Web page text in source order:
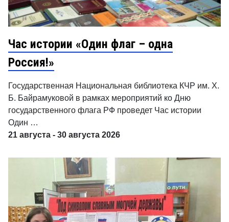
Час истории «Один флаг – одна
Россия!»
Государственная Национальная библиотека КЧР им. Х.
Б. Байрамуковой в рамках мероприятий ко Дню
государственного флага РФ проведет Час истории
Один …
21 августа - 30 августа 2026